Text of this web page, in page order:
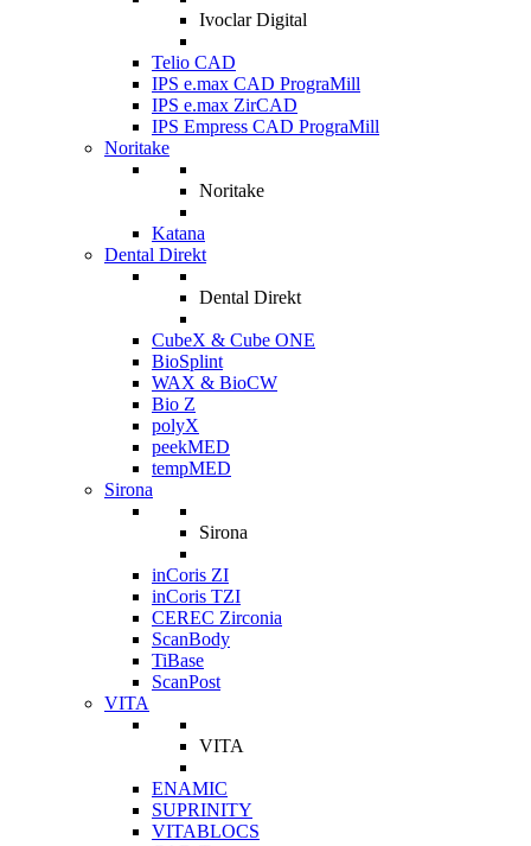
Ivoclar Digital
Telio CAD
IPS e.max CAD PrograMill
IPS e.max ZirCAD
IPS Empress CAD PrograMill
Noritake
Noritake
Katana
Dental Direkt
Dental Direkt
CubeX & Cube ONE
BioSplint
WAX & BioCW
Bio Z
polyX
peekMED
tempMED
Sirona
Sirona
inCoris ZI
inCoris TZI
CEREC Zirconia
ScanBody
TiBase
ScanPost
VITA
VITA
ENAMIC
SUPRINITY
VITABLOCS